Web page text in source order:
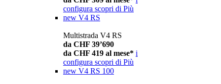
configura scopri di Più
new V4 RS
Multistrada V4 RS
da CHF 39’690
da CHF 419 al mese* i
configura scopri di Più
new V4 RS 100